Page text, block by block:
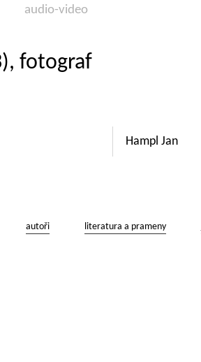
audio-video
fotograf
Hampl Jan
autoři literatura a prameny